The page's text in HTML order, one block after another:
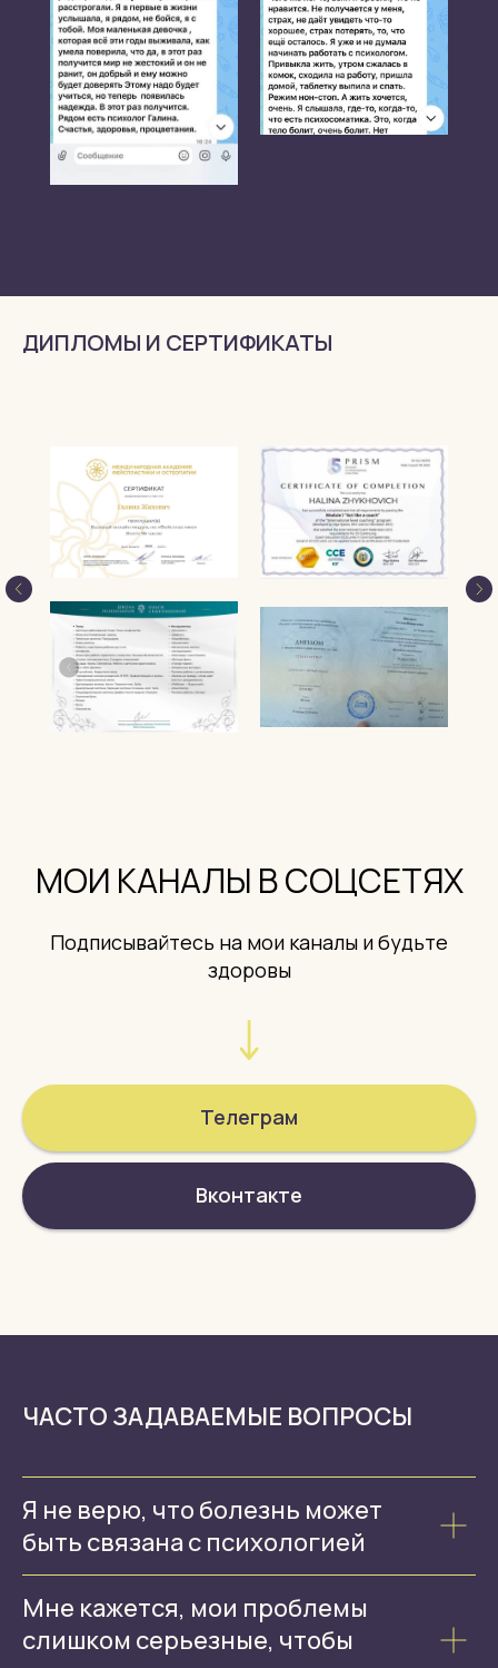
ДИПЛОМЫ И СЕРТИФИКАТЫ
МОИ КАНАЛЫ В СОЦСЕТЯХ
Подписывайтесь на мои каналы и будьте
здоровы
Телеграм
Вконтакте
ЧАСТО ЗАДАВАЕМЫЕ ВОПРОСЫ
Я не верю, что болезнь может
быть связана с психологией
Мне кажется, мои проблемы
слишком серьезные, чтобы